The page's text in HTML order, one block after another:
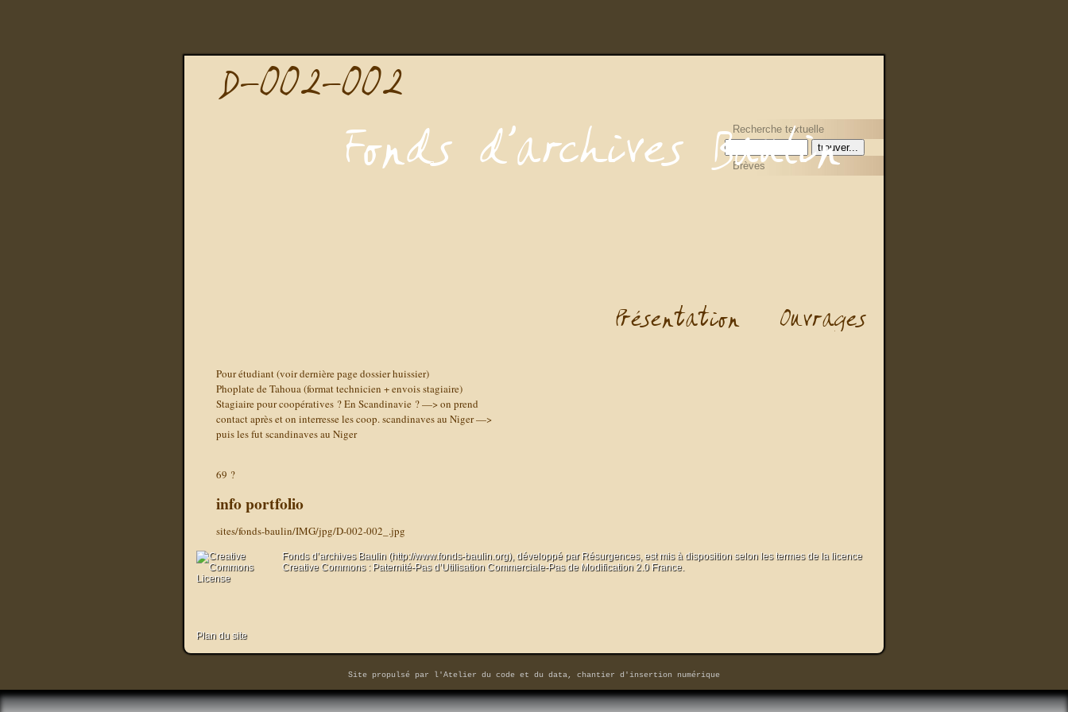
Recherche textuelle
Brèves
Pour étudiant (voir dernière page dossier huissier)
Phoplate de Tahoua (format technicien + envois stagiaire)
Stagiaire pour coopératives ? En Scandinavie ? —> on prend
contact après et on interresse les coop. scandinaves au Niger —>
puis les fut scandinaves au Niger
69 ?
info portfolio
sites/fonds-baulin/IMG/jpg/D-002-002_.jpg
Fonds d’archives Baulin (http://www.fonds-baulin.org), développé par Résurgences, est mis à disposition selon les termes de la licence
Creative Commons : Paternité-Pas d’Utilisation Commerciale-Pas de Modification 2.0 France.
Plan du site
Site propulsé par l'Atelier du code et du data, chantier d'insertion numérique